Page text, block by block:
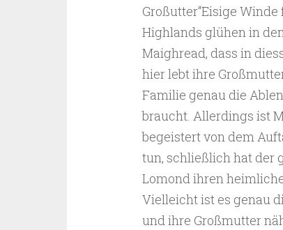
Großutter“Eisige
Highlands glühen in
Maighread, dass in
hier lebt ihre
Familie genau die
braucht. Allerdings ist
begeistert von dem
tun, schließlich hat der
Lomond ihren
Vielleicht ist es genau
und ihre Großmutter